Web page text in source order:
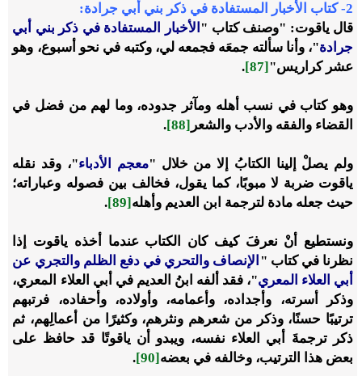
2
-كتاب الأخبار المستفادة في ذكر بني أبي جرادة:
قال ياقوت: "وصنف كتاب " الأخبار المستفادة في ذكر بني أبي
جرادة"، وأنا سألته جمعَه فجمعه لي، وكتبه في نحو أسبوع، وهو
عشر كراريس" [87]
.
وهو كتاب في نسب أهله ومآثر جدوده، وما لهم من فضل في
القضاء والفقه والأدب والشعر [88]
.
ولم يصلْ إلينا الكتابُ إلا من خلال "معجم الأدباء"، وقد نقله
ياقوت ضربة لا مبوبًا، كما يقول، فخالف بين فصوله وعباراته؛
حيث جعله مادة لترجمة ابن العديم وأهله [89]
.
ونستطيع أنْ نعرفَ كيف كان الكتاب عندما أخذه ياقوت إذا
نظرنا في كتاب " الإنصاف والتحري في دفع الظلم والتجري عن
أبي العلاء المعري"، فقد ألفه ابنُ العديم في أبي العلاء المعري،
وذكر أسرته، وأجداده، وأعمامه، وأولاده، وأحفاده، فرتبهم
ترتيبًا حسنًا، وذكر من شعرهم ونثرهم، وكثيرًا من أعمالِهم، ثم
ذكر ترجمةَ أبي العلاء نفسه، ويبدو أن ياقوتًا قد حافظ على
بعض هذا الترتيب، وخالفه في بعضه [90]
.